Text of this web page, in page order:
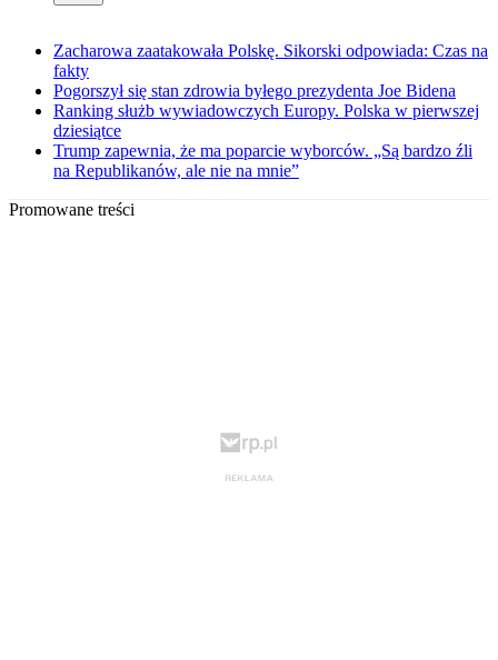
Zacharowa zaatakowała Polskę. Sikorski odpowiada: Czas na
fakty
Pogorszył się stan zdrowia byłego prezydenta Joe Bidena
Ranking służb wywiadowczych Europy. Polska w pierwszej
dziesiątce
Trump zapewnia, że ma poparcie wyborców. „Są bardzo źli
na Republikanów, ale nie na mnie”
Promowane treści